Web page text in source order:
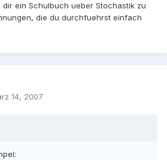
ein Schulbuch ueber Stochastik zu
die du durchfuehrst einfach
14, 2007